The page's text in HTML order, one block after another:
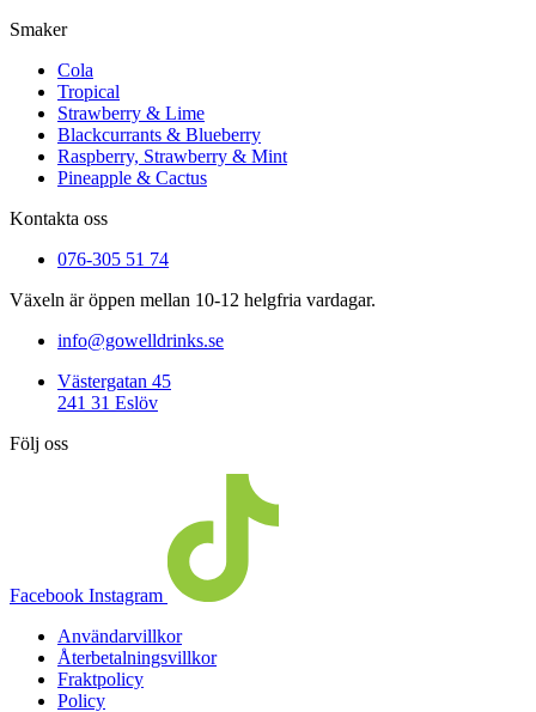
Smaker
Cola
Tropical
Strawberry & Lime
Blackcurrants & Blueberry
Raspberry, Strawberry & Mint
Pineapple & Cactus
Kontakta oss
076-305 51 74
Växeln är öppen mellan 10-12 helgfria vardagar.
info@gowelldrinks.se
Västergatan 45
241 31 Eslöv
Följ oss
Facebook Instagram
Användarvillkor
Återbetalningsvillkor
Fraktpolicy
Policy